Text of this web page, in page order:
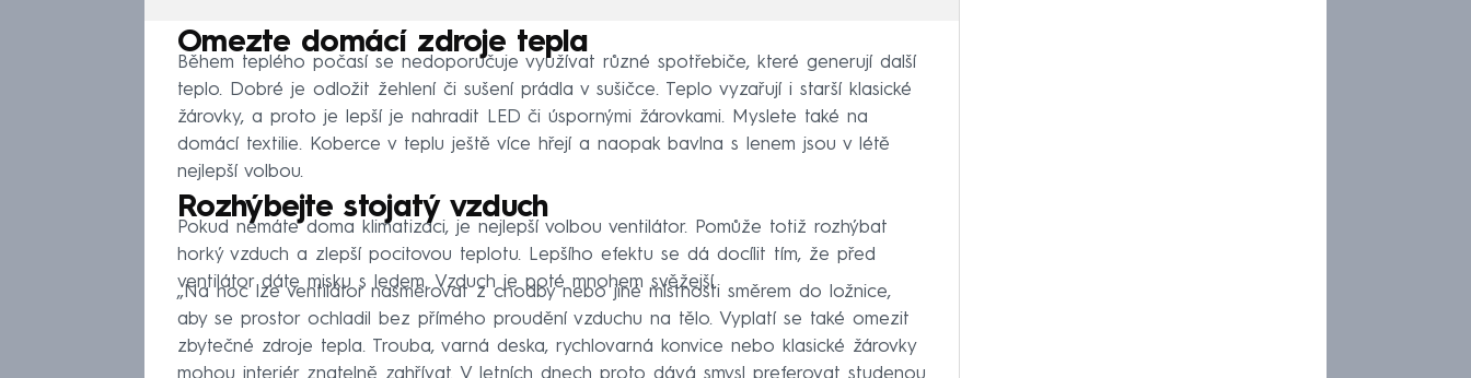
Omezte domácí zdroje tepla
Během teplého počasí se nedoporučuje využívat různé spotřebiče, které generují další
teplo. Dobré je odložit žehlení či sušení prádla v sušičce. Teplo vyzařují i starší klasické
žárovky, a proto je lepší je nahradit LED či úspornými žárovkami. Myslete také na
domácí textilie. Koberce v teplu ještě více hřejí a naopak bavlna s lenem jsou v létě
nejlepší volbou.
Rozhýbejte stojatý vzduch
Pokud nemáte doma klimatizaci, je nejlepší volbou ventilátor. Pomůže totiž rozhýbat
horký vzduch a zlepší pocitovou teplotu. Lepšího efektu se dá docílit tím, že před
ventilátor dáte misku s ledem. Vzduch je poté mnohem svěžejší.
„Na noc lze ventilátor nasměrovat z chodby nebo jiné místnosti směrem do ložnice,
aby se prostor ochladil bez přímého proudění vzduchu na tělo. Vyplatí se také omezit
zbytečné zdroje tepla. Trouba, varná deska, rychlovarná konvice nebo klasické žárovky
mohou interiér znatelně zahřívat. V letních dnech proto dává smysl preferovat studenou